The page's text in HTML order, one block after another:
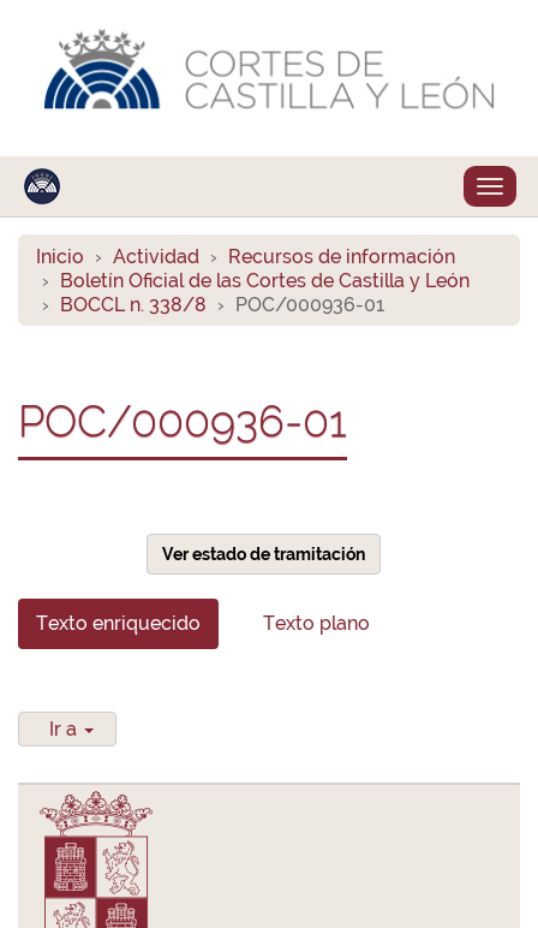
Inicio Actividad
Recursos de información
Boletín Oficial de las Cortes de Castilla y León
BOCCL n. 338/8
POC/000936-01
POC/000936-01
Ver estado de tramitación
Texto enriquecido Texto plano
Ir a